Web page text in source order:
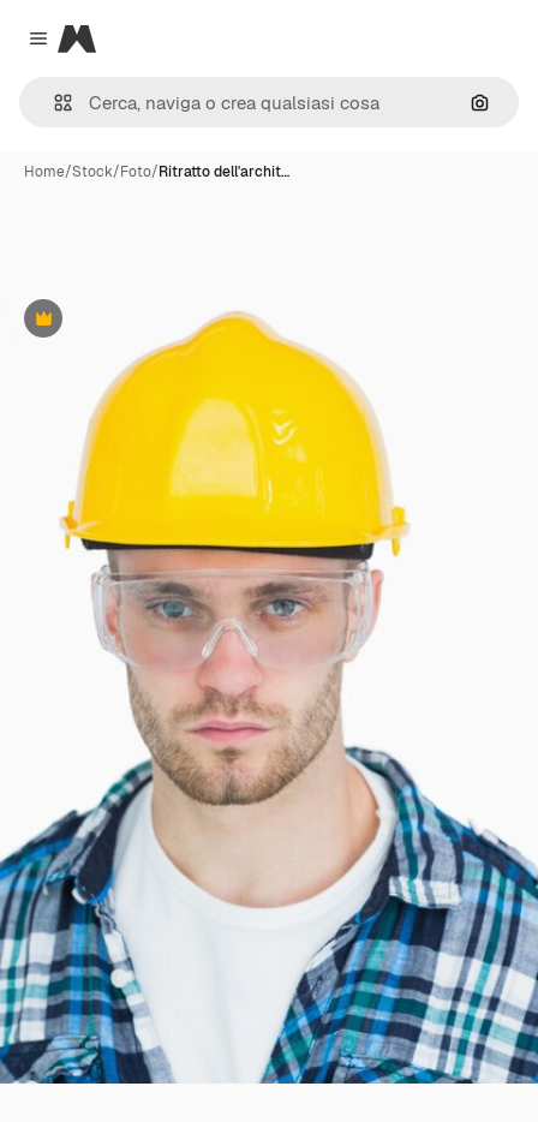
Close menu
Magnific
Cerca
Home/Stock/Foto/Ritratto dell'archit…
Premium